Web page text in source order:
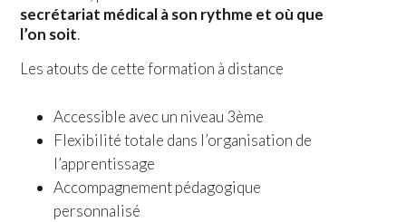
secrétariat médical à son rythme et où que
l’on soit.
Les atouts de cette formation à distance
Accessible avec un niveau 3ème
Flexibilité totale dans l’organisation de
l’apprentissage
Accompagnement pédagogique
personnalisé